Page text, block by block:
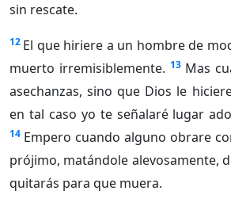
sin rescate.
12 El que hiriere a un hombre de
muerto irremisiblemente. 13 Mas
asechanzas, sino que Dios le
en tal caso yo te señalaré lugar
14 Empero cuando alguno obrare
prójimo, matándole alevosamente,
quitarás para que muera.